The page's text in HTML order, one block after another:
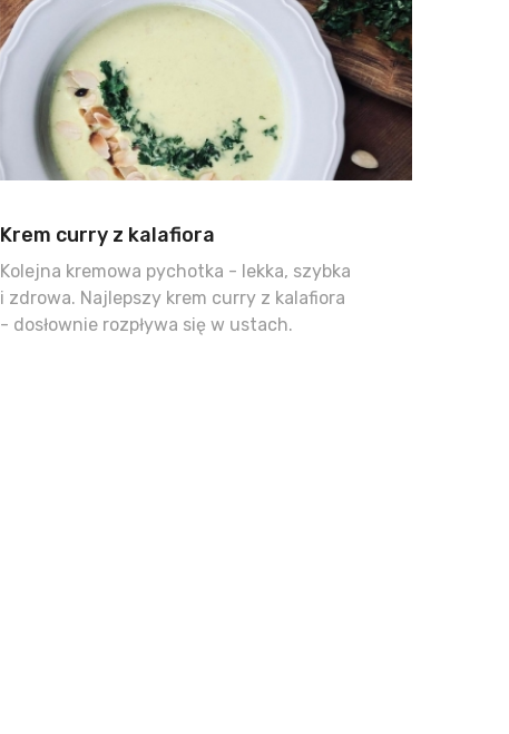
Krem curry z kalafiora
Kolejna kremowa pychotka - lekka, szybka
i zdrowa. Najlepszy krem curry z kalafiora
- dosłownie rozpływa się w ustach.